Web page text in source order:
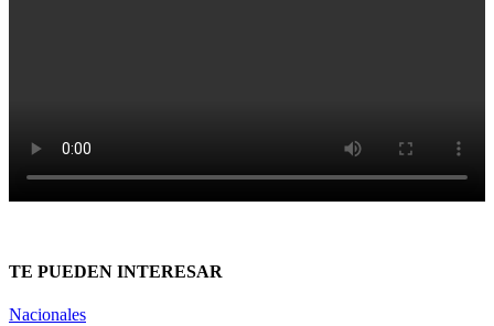
TE PUEDEN INTERESAR
Nacionales